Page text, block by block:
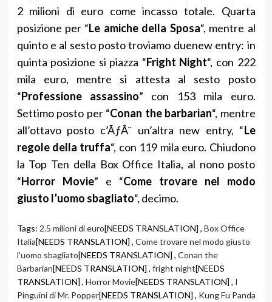
2 milioni di euro come incasso totale. Quarta
posizione per “Le amiche della Sposa“, mentre al
quinto e al sesto posto troviamo duenew entry: in
quinta posizione si piazza “Fright Night“, con 222
mila euro, mentre si attesta al sesto posto
“Professione assassino” con 153 mila euro.
Settimo posto per “Conan the barbarian“, mentre
all’ottavo posto c’ÃƒÂ¨ un’altra new entry, “Le
regole della truffa“, con 119 mila euro. Chiudono
la Top Ten della Box Office Italia, al nono posto
“Horror Movie” e “Come trovare nel modo
giusto l’uomo sbagliato“, decimo.
Tags: 2.5 milioni di euro[NEEDS TRANSLATION] , Box Office
Italia[NEEDS TRANSLATION] , Come trovare nel modo giusto
l'uomo sbagliato[NEEDS TRANSLATION] , Conan the
Barbarian[NEEDS TRANSLATION] , fright night[NEEDS
TRANSLATION] , Horror Movie[NEEDS TRANSLATION] , I
Pinguini di Mr. Popper[NEEDS TRANSLATION] , Kung Fu Panda